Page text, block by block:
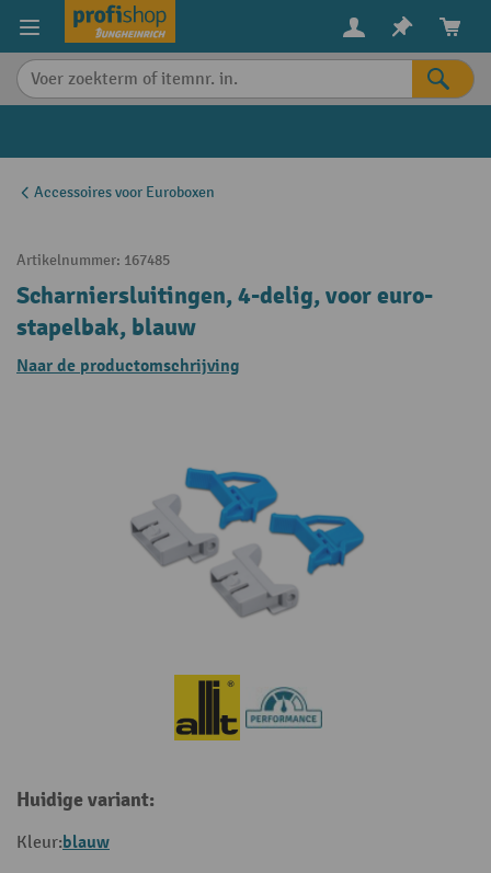
content
Accessoires voor Euroboxen
Artikelnummer: 167485
Scharniersluitingen, 4-delig, voor euro-
stapelbak, blauw
Naar de productomschrijving
Huidige variant:
Kleur:blauw